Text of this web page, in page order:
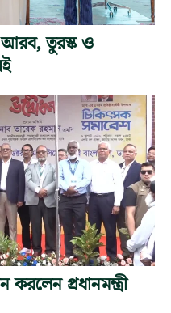
আরব, তুরস্ক ও
প্রধানমন্ত্রী